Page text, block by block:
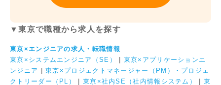
▼東京で職種から求人を探す
東京×エンジニアの求人・転職情報
東京×システムエンジニア（SE）
東京×アプリケーションエ
ンジニア
|東京×プロジェクトマネージャー（PM）・プロジェ
クトリーダー（PL）
東京×社内SE（社内情報システム） 東